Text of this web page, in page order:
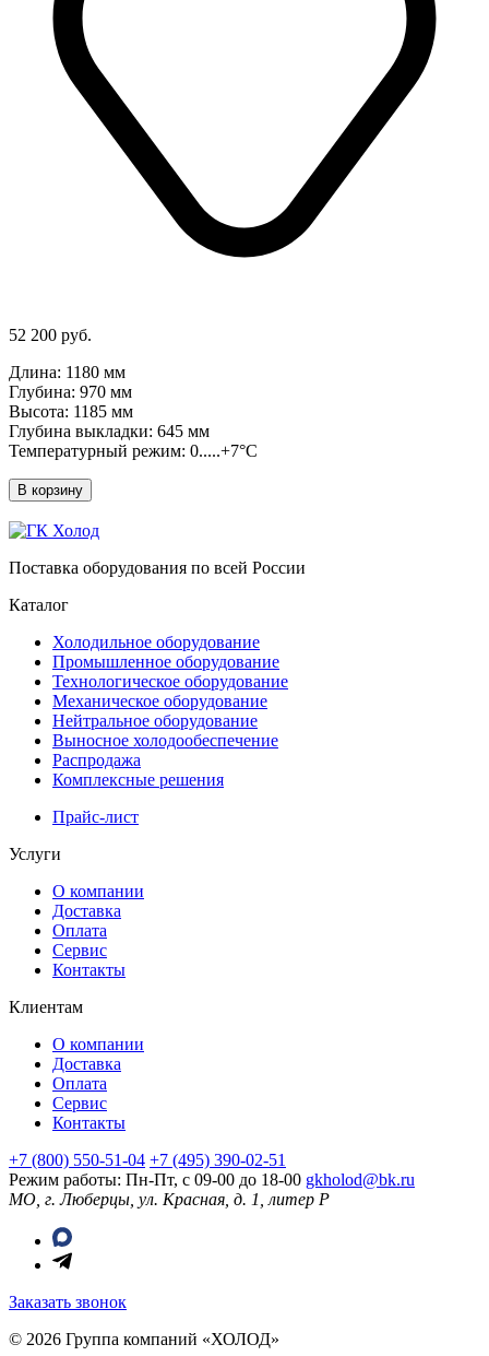
52 200 руб.
Длина: 1180 мм
Глубина: 970 мм
Высота: 1185 мм
Глубина выкладки: 645 мм
Температурный режим: 0.....+7°C
В корзину
Поставка оборудования по всей России
Каталог
Холодильное оборудование
Промышленное оборудование
Технологическое оборудование
Механическое оборудование
Нейтральное оборудование
Выносное холодообеспечение
Распродажа
Комплексные решения
Прайс-лист
Услуги
О компании
Доставка
Оплата
Сервис
Контакты
Клиентам
О компании
Доставка
Оплата
Сервис
Контакты
+7 (800) 550-51-04 +7 (495) 390-02-51
Режим работы: Пн-Пт, с 09-00 до 18-00 gkholod@bk.ru
МО, г. Люберцы, ул. Красная, д. 1, литер Р
Заказать звонок
© 2026 Группа компаний «ХОЛОД»